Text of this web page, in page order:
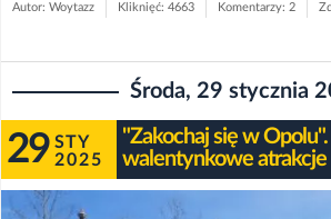
Autor: Woytazz Kliknięć: 4663 Komentarzy: 2
Środa, 29 stycznia
29 STY
2025
"Zakochaj się w
walentynkowe atrakcje